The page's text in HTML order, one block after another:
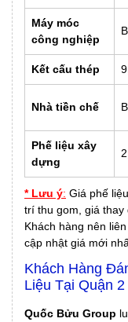
Máy móc
công nghiệp
Kết cấu thép
Nhà tiền chế
Phế liệu xây
dựng
* Lưu ý: Giá phế
trí thu gom, giá thay
Khách hàng nên
cập nhật giá mới
Khách Hàng
Liệu Tại Quận
Quốc Bửu Group